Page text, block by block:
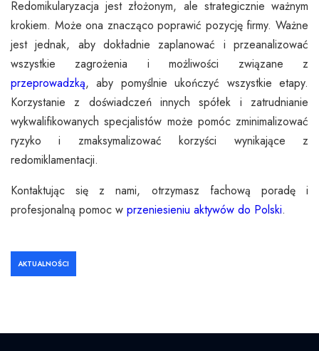
Redomikularyzacja jest złożonym, ale strategicznie ważnym
krokiem. Może ona znacząco poprawić pozycję firmy. Ważne
jest jednak, aby dokładnie zaplanować i przeanalizować
wszystkie zagrożenia i możliwości związane z
przeprowadzką, aby pomyślnie ukończyć wszystkie etapy.
Korzystanie z doświadczeń innych spółek i zatrudnianie
wykwalifikowanych specjalistów może pomóc zminimalizować
ryzyko i zmaksymalizować korzyści wynikające z
redomiklamentacji.
Kontaktując się z nami, otrzymasz fachową poradę i
profesjonalną pomoc w przeniesieniu aktywów do Polski.
AKTUALNOŚCI